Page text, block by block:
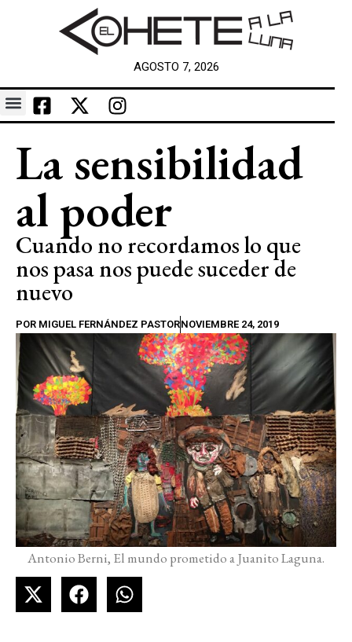
AGOSTO 7, 2026
La sensibilidad
al poder
Cuando no recordamos lo que
nos pasa nos puede suceder de
nuevo
POR MIGUEL FERNÁNDEZ PASTORNOVIEMBRE 24, 2019
Antonio Berni, El mundo prometido a Juanito Laguna.